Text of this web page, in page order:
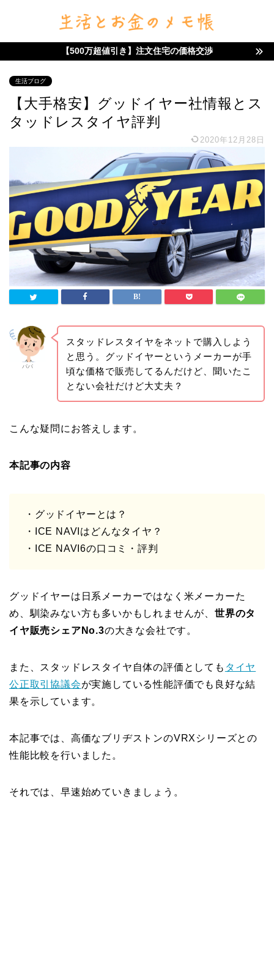
【500万超値引き】注文住宅の価格交渉
生活ブログ
【大手格安】グッドイヤー社情報とス
タッドレスタイヤ評判
2020年12月28日
パパ
スタッドレスタイヤをネットで購入しよう
と思う。グッドイヤーというメーカーが手
頃な価格で販売してるんだけど、聞いたこ
とない会社だけど大丈夫？
こんな疑問にお答えします。
本記事の内容
・グッドイヤーとは？
・ICE NAVIはどんなタイヤ？
・ICE NAVI6の口コミ・評判
グッドイヤーは日系メーカーではなく米メーカーた
め、馴染みない方も多いかもしれませんが、 世界のタ
イヤ販売シェアNo.3の大きな会社です。
また、スタッドレスタイヤ自体の評価としても タイヤ
公正取引協議会が実施している性能評価でも良好な結
果を示しています。
本記事では、高価なブリヂストンのVRXシリーズとの
性能比較を行いました。
それでは、早速始めていきましょう。